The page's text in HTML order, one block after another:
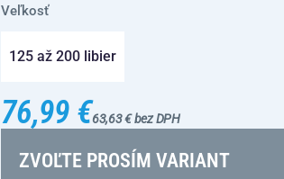
Veľkosť
125 až 200 libier
76,99 €63,63 € bez DPH
ZVOĽTE PROSÍM VARIANT